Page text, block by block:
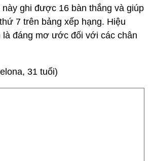
này ghi được 16 bàn thắng và giúp
7 trên bảng xếp hạng. Hiệu
là đáng mơ ước đối với các chân
31 tuổi)